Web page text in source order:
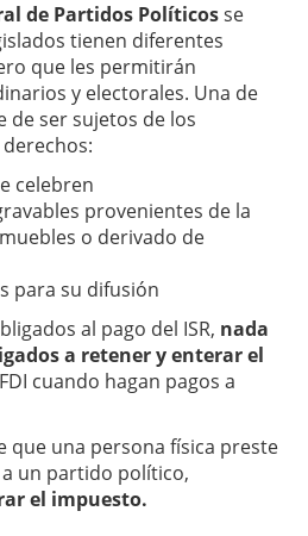
de Partidos Políticosse
tienen diferentes
que les permitirán
y electorales. Una de
de ser sujetos de los
celebren
provenientes de la
o derivado de
para su difusión
al pago del ISR, nada
a retener y enterar el
cuando hagan pagos a
que una persona física preste
un partido político,
el impuesto.